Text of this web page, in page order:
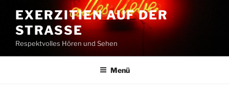
Inhalt
springen
EXERZITIEN AUF DER
STRASSE
Respektvolles Hören und Sehen
Menü